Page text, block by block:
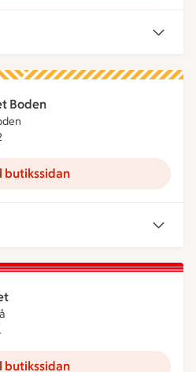
Boden
Boden är öppen nu, stänger
butikssidan
är öppen nu, stänger klockan 21
butikssidan